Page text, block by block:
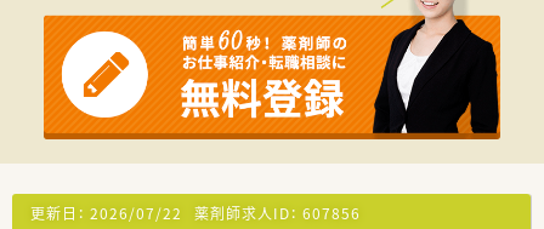
■呼吸器科や内科を中心とした処方箋の調剤業務全般を担当し、
患者様への適切な服薬指導や薬歴管理などを中心に行っていた
だきます。
■複雑な一包化や水剤の調剤は少なく、スムーズに業務に習熟で
きますので、ブランク明けの方やご自身のペースで経験を積みた
い方にオススメです。
■監査業務や薬局内の在庫管理なども分担して行い、最新の調剤
ただきます。
更新日： 2026/07/22 薬剤師求人ID： 607856